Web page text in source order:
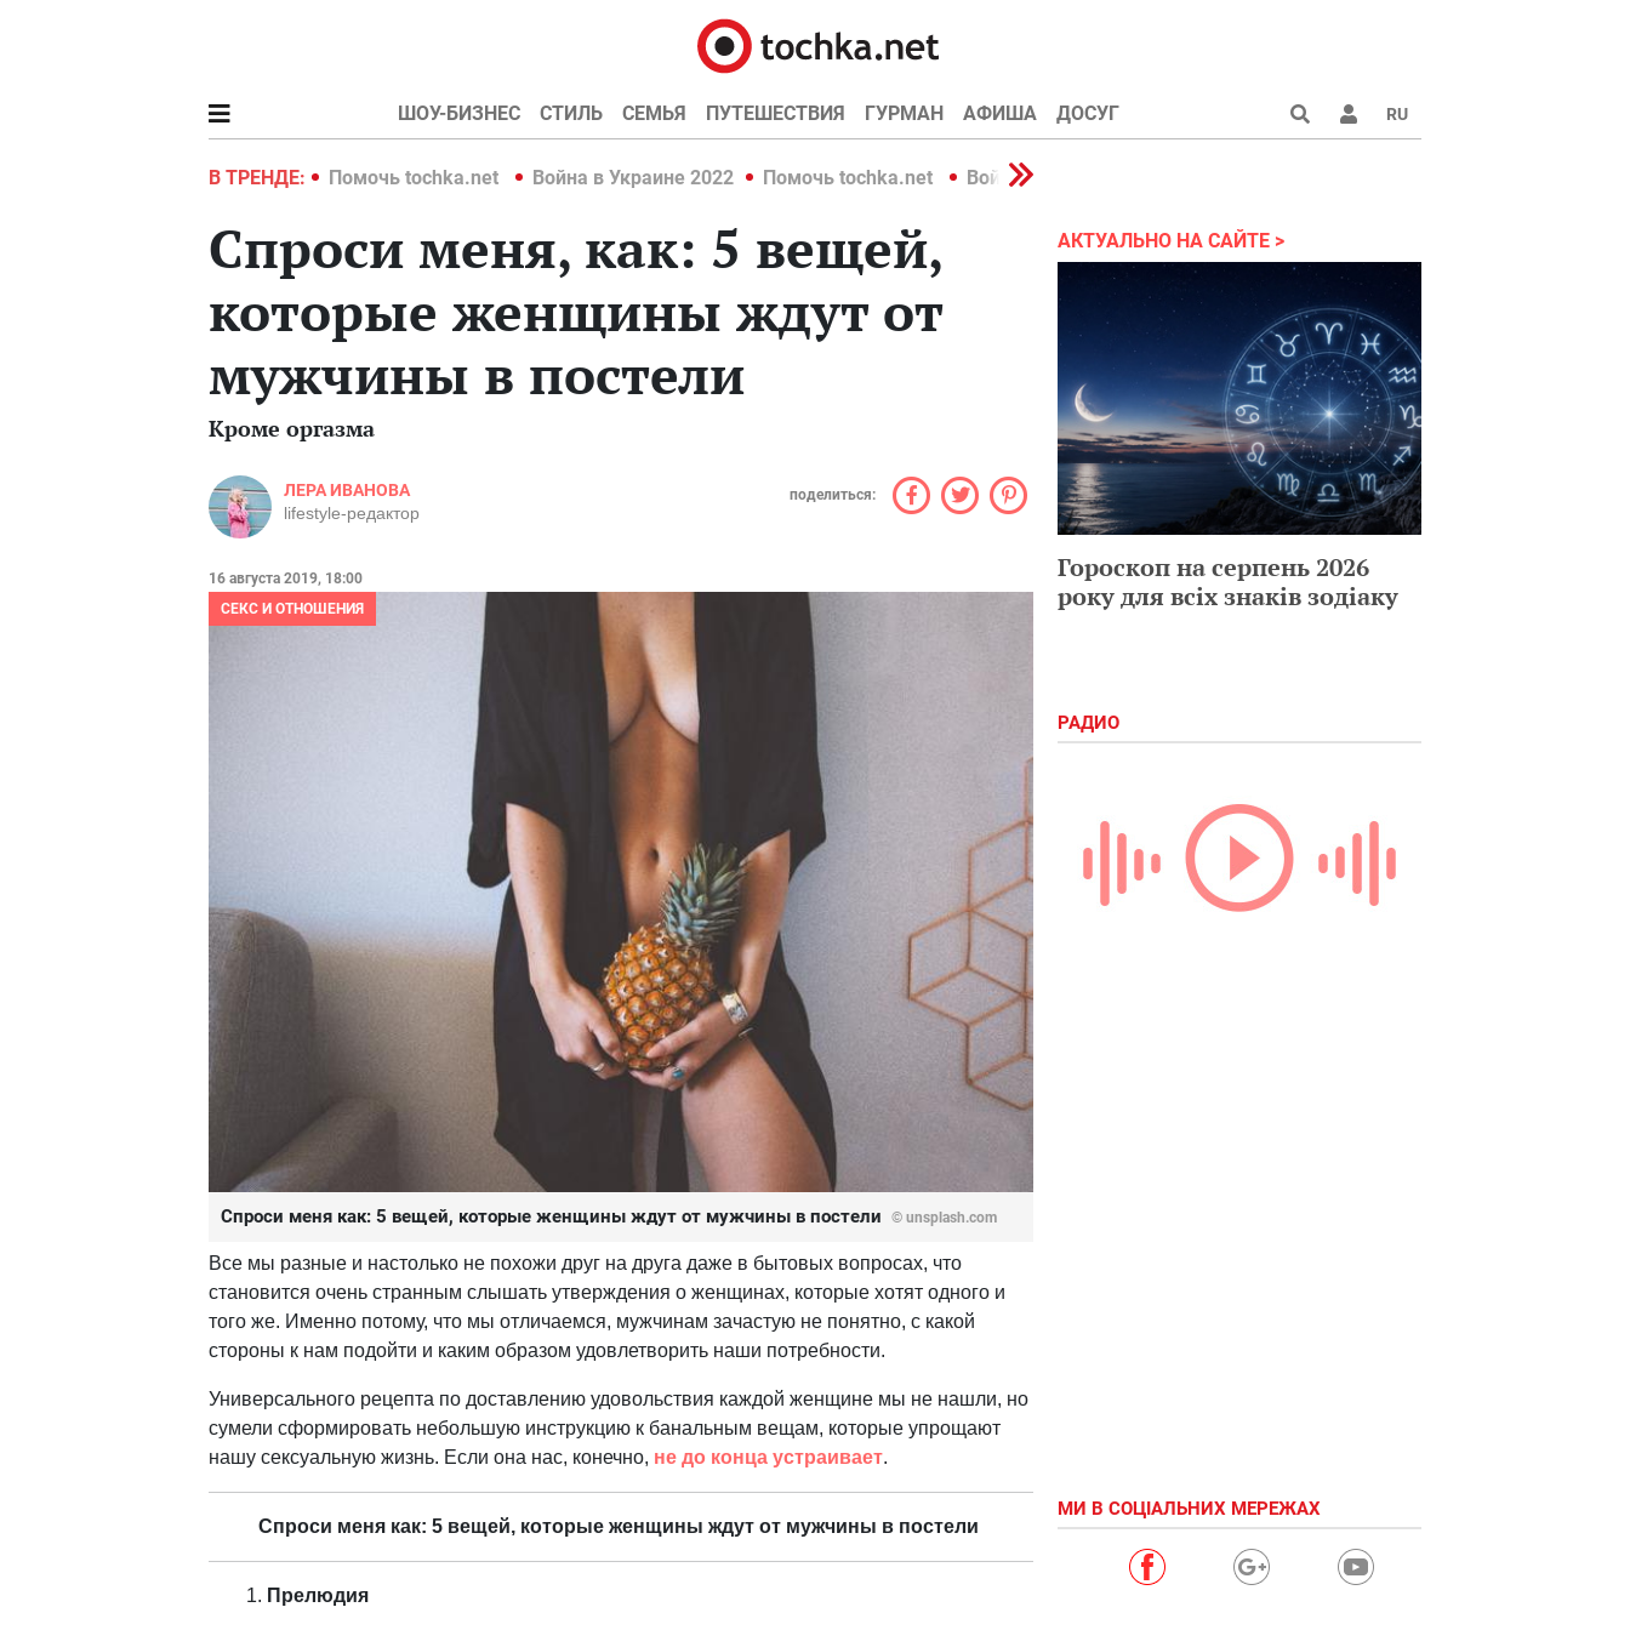
ШОУ-БИЗНЕС СТИЛЬ СЕМЬЯ ПУТЕШЕСТВИЯ ГУРМАН АФИША ДОСУГ RU
В ТРЕНДЕ:
Война в Украине 2022 Помочь tochka.net Война в Украине 2022 Помочь tochka.net Война в Украине 2022
Спроси меня, как: 5 вещей,
которые женщины ждут от
мужчины в постели
Кроме оргазма
ЛЕРА ИВАНОВА
lifestyle-редактор
поделиться:
16 августа 2019, 18:00
СЕКС И ОТНОШЕНИЯ
Спроси меня как: 5 вещей, которые женщины ждут от мужчины в постели © unsplash.com
Все мы разные и настолько не похожи друг на друга даже в бытовых вопросах, что
становится очень странным слышать утверждения о женщинах, которые хотят одного и
того же. Именно потому, что мы отличаемся, мужчинам зачастую не понятно, с какой
стороны к нам подойти и каким образом удовлетворить наши потребности.
Универсального рецепта по доставлению удовольствия каждой женщине мы не нашли, но
сумели сформировать небольшую инструкцию к банальным вещам, которые упрощают
нашу сексуальную жизнь. Если она нас, конечно, не до конца устраивает.
Спроси меня как: 5 вещей, которые женщины ждут от мужчины в постели
Прелюдия
АКТУАЛЬНО НА САЙТЕ
Гороскоп на серпень 2026
року для всіх знаків зодіаку
РАДИО
МИ В СОЦІАЛЬНИХ МЕРЕЖАХ